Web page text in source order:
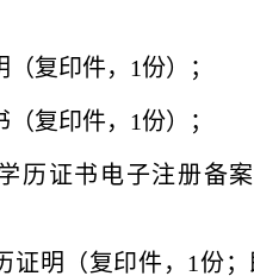
复印件，1份）；
复印件，1份）；
历证书电子注册备
证明（复印件，1份